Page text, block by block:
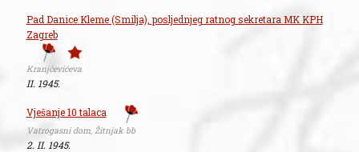
Pad Danice Kleme (Smilja), posljednjeg ratnog sekretara MK KPH
Zagreb
Kranjčevićeva
II. 1945.
Vješanje 10 talaca
Vatrogasni dom, Žitnjak bb
2. II. 1945.